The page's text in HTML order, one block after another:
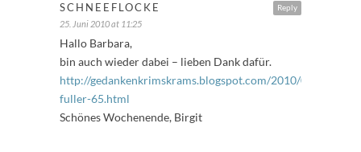
Reply
SCHNEEFLOCKE
25. Juni 2010 at 11:25
Hallo Barbara,
bin auch wieder dabei – lieben Dank dafür.
http://gedankenkrimskrams.blogspot.com/2010/06/freitags-
fuller-65.html
Schönes Wochenende, Birgit